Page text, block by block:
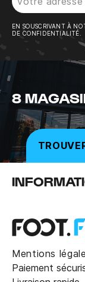
EN SOUSCRIVANT À
DE CONFIDENTIALITÉ.
8
Mentions
Paiement